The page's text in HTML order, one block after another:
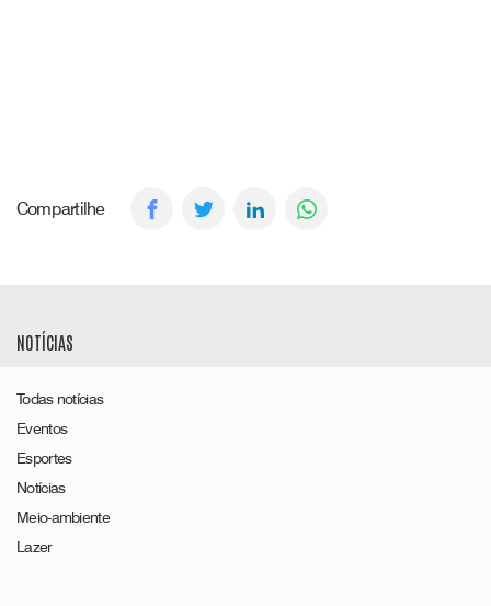
Compartilhe
NOTÍCIAS
Todas notícias
Eventos
Esportes
Notícias
Meio-ambiente
Lazer